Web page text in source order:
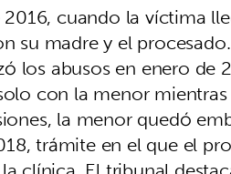
cuando la víctima
su madre y el
los abusos en enero de
con la menor
la menor quedó
trámite en el que el